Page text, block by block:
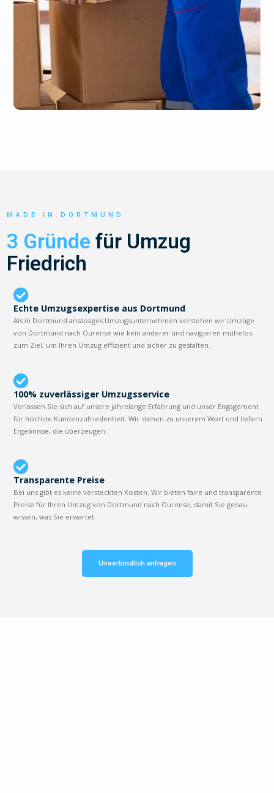
MADE IN DORTMUND
3 Gründe für Umzug
Friedrich
Echte Umzugsexpertise aus Dortmund
Als in Dortmund ansässiges Umzugsunternehmen verstehen wir Umzüge
von Dortmund nach Ourense wie kein anderer und navigieren mühelos
zum Ziel, um Ihren Umzug effizient und sicher zu gestalten.
100% zuverlässiger Umzugsservice
Verlassen Sie sich auf unsere jahrelange Erfahrung und unser Engagement
für höchste Kundenzufriedenheit. Wir stehen zu unserem Wort und liefern
Ergebnisse, die überzeugen.
Transparente Preise
Bei uns gibt es keine versteckten Kosten. Wir bieten faire und transparente
Preise für Ihren Umzug von Dortmund nach Ourense, damit Sie genau
wissen, was Sie erwartet.
Unverbindlich anfragen